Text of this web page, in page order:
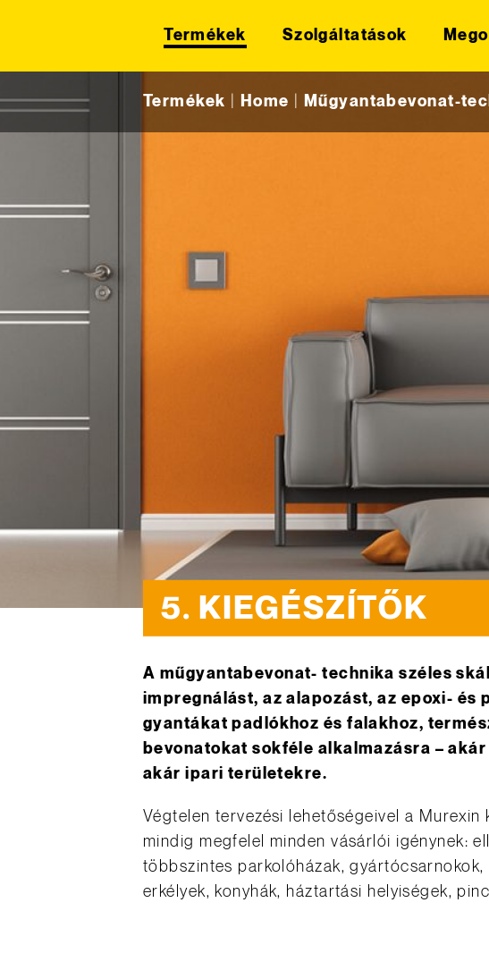
Termékek Szolgáltatások
Termékek Home Műgyantabevonat-
5. KIEGÉSZÍTŐK
A műgyantabevonat- technika széles
impregnálást, az alapozást, az epoxi- és
gyantákat padlókhoz és falakhoz,
bevonatokat sokféle alkalmazásra –
akár ipari területekre.
Végtelen tervezési lehetőségeivel a Murexin
mindig megfelel minden vásárlói igénynek:
többszintes parkolóházak,
erkélyek, konyhák, háztartási helyiségek,